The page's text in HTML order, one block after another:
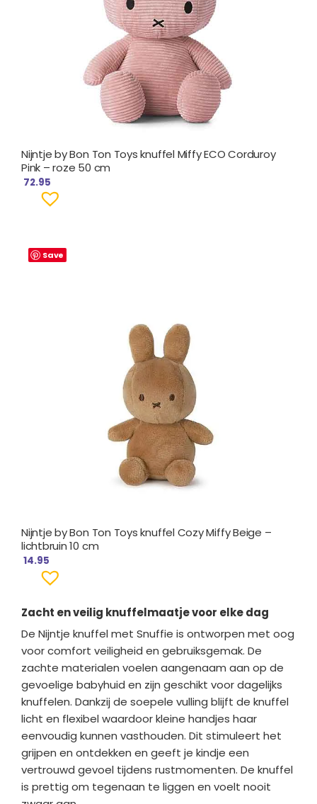
Nijntje by Bon Ton Toys knuffel Miffy ECO Corduroy
Pink – roze 50 cm
72.95
Save
Nijntje by Bon Ton Toys knuffel Cozy Miffy Beige –
lichtbruin 10 cm
14.95
Zacht en veilig knuffelmaatje voor elke dag
De Nijntje knuffel met Snuffie is ontworpen met oog
voor comfort veiligheid en gebruiksgemak. De
zachte materialen voelen aangenaam aan op de
gevoelige babyhuid en zijn geschikt voor dagelijks
knuffelen. Dankzij de soepele vulling blijft de knuffel
licht en flexibel waardoor kleine handjes haar
eenvoudig kunnen vasthouden. Dit stimuleert het
grijpen en ontdekken en geeft je kindje een
vertrouwd gevoel tijdens rustmomenten. De knuffel
is prettig om tegenaan te liggen en voelt nooit